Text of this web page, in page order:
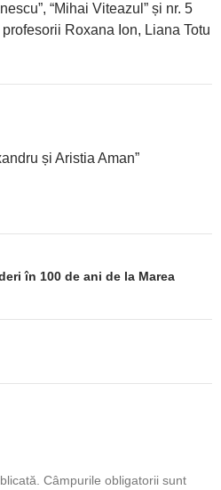
“Mihai Viteazul” și nr. 5
Roxana Ion, Liana Totu
și Aristia Aman”
în 100 de ani de la Marea
Câmpurile obligatorii sunt